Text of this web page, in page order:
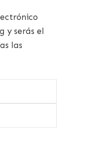
y serás el
las